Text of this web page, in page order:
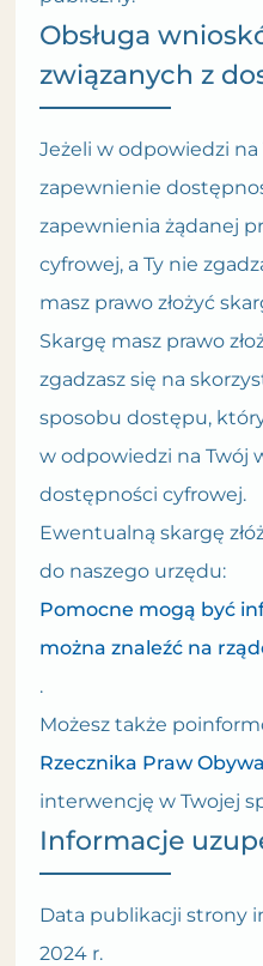
Obsługa
związanych z
Jeżeli w odpowiedzi
zapewnienie
zapewnienia żądanej
cyfrowej, a Ty nie
masz prawo złożyć
Skargę masz prawo
zgadzasz się na
sposobu dostępu,
w odpowiedzi na Twój
dostępności cyfrowej.
Ewentualną skargę
do naszego urzędu:
Pomocne mogą być
można znaleźć na
.
Możesz także
Rzecznika Praw
interwencję w Twojej
Informacje
Data publikacji strony
2024 r.